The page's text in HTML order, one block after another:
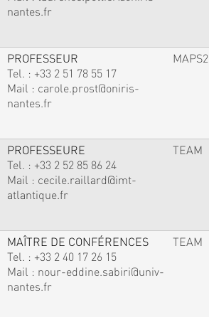
nantes.fr
PROFESSEUR
Tel. : +33 2 51 78 55 17
Mail : carole.prost@oniris-
nantes.fr
MAPS2
PROFESSEURE
Tel. : +33 2 52 85 86 24
Mail : cecile.raillard@imt-
atlantique.fr
TEAM
MAÎTRE DE CONFÉRENCES
Tel. : +33 2 40 17 26 15
Mail : nour-eddine.sabiri@univ-
nantes.fr
TEAM